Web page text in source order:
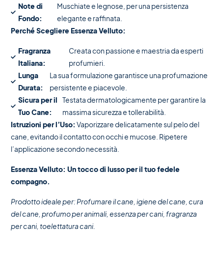
Note di
Fondo:
Muschiate e legnose, per una persistenza
elegante e raffinata.
Perché Scegliere Essenza Velluto:
Fragranza
Italiana:
Creata con passione e maestria da esperti
profumieri.
Lunga
Durata:
La sua formulazione garantisce una profumazione
persistente e piacevole.
Sicura per il
Tuo Cane:
Testata dermatologicamente per garantire la
massima sicurezza e tollerabilità.
Istruzioni per l’Uso: Vaporizzare delicatamente sul pelo del
cane, evitando il contatto con occhi e mucose. Ripetere
l’applicazione secondo necessità.
Essenza Velluto: Un tocco di lusso per il tuo fedele
compagno.
Prodotto ideale per: Profumare il cane, igiene del cane, cura
del cane, profumo per animali, essenza per cani, fragranza
per cani, toelettatura cani.